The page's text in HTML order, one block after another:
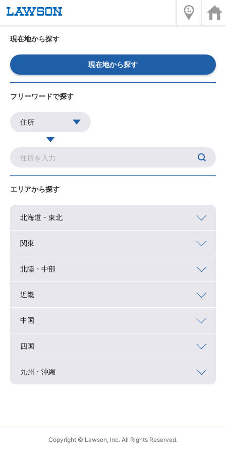
現在地から探す
現在地から探す
フリーワードで探す
エリアから探す
北海道・東北
関東
北陸・中部
近畿
中国
四国
九州・沖縄
Copyright © Lawson, Inc. All Rights Reserved.